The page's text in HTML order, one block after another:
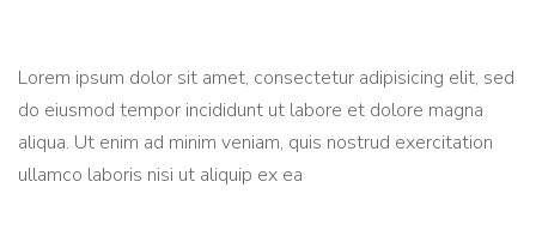
Lorem ipsum dolor sit amet, consectetur adipisicing elit, sed
do eiusmod tempor incididunt ut labore et dolore magna
aliqua. Ut enim ad minim veniam, quis nostrud exercitation
ullamco laboris nisi ut aliquip ex ea